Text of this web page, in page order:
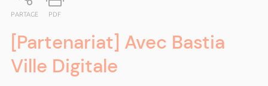
PARTAGE PDF
[Partenariat] Avec Bastia
Ville Digitale